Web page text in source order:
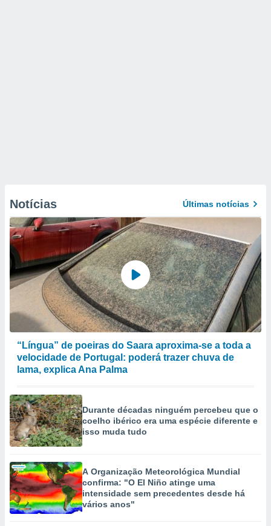
Notícias Últimas notícias
“Língua” de poeiras do Saara aproxima-se a toda a
velocidade de Portugal: poderá trazer chuva de
lama, explica Ana Palma
Durante décadas ninguém percebeu que o
coelho ibérico era uma espécie diferente e
isso muda tudo
A Organização Meteorológica Mundial
confirma: "O El Niño atinge uma
intensidade sem precedentes desde há
vários anos"